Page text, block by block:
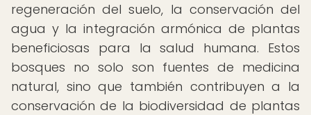
regeneración del suelo, la conservación del
agua y la integración armónica de plantas
beneficiosas para la salud humana. Estos
bosques no solo son fuentes de medicina
natural, sino que también contribuyen a la
conservación de la biodiversidad de plantas